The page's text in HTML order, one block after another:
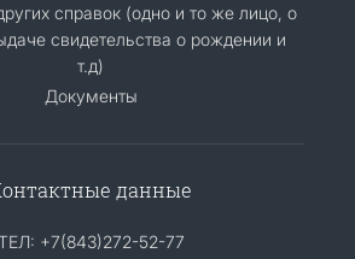
справок (одно и то же лицо, о
свидетельства о рождении и
т.д)
Документы
данные
+7(843)272-52-77